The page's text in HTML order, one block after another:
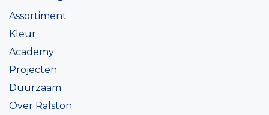
Assortiment
Kleur
Academy
Projecten
Duurzaam
Over Ralston